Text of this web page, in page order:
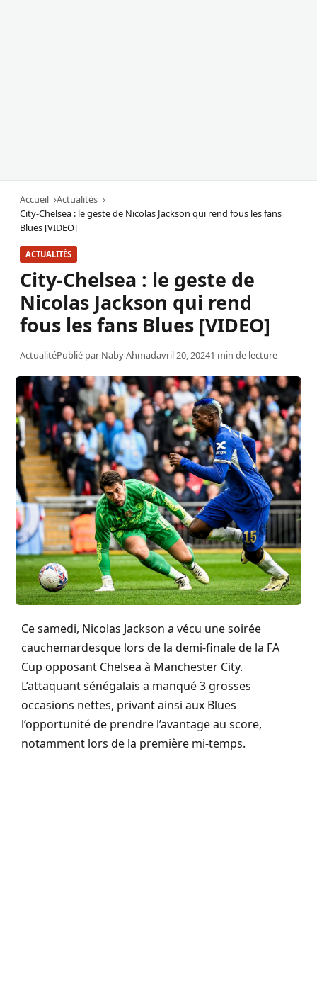
Accueil
Actualités
City-Chelsea : le geste de Nicolas Jackson qui rend fous les fans
Blues [VIDEO]
ACTUALITÉS
City-Chelsea : le geste de
Nicolas Jackson qui rend
fous les fans Blues [VIDEO]
ActualitéPublié par Naby Ahmadavril 20, 20241 min de lecture
Ce samedi, Nicolas Jackson a vécu une soirée
cauchemardesque lors de la demi-finale de la FA
Cup opposant Chelsea à Manchester City.
L’attaquant sénégalais a manqué 3 grosses
occasions nettes, privant ainsi aux Blues
l’opportunité de prendre l’avantage au score,
notamment lors de la première mi-temps.